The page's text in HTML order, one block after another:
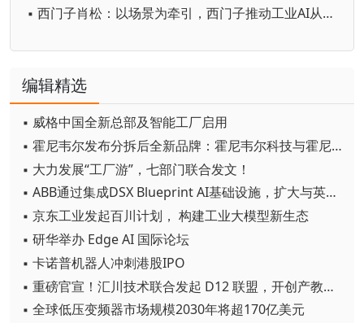
▪ 西门子肖松：以场景为牵引，西门子推动工业AI从单点实效迈向生产力跃迁
编辑精选
▪ 威格中国全新总部及智能工厂启用
▪ 霍尼韦尔发布分拆后全新品牌：霍尼韦尔科技与霍尼韦尔航空航天
▪ 大力发展“工厂游”，七部门联合发文！
▪ ABB通过集成DSX Blueprint AI基础设施，扩大与英伟达的合作
▪ 京东工业发起百川计划， 构建工业大模型新生态
▪ 研华举办 Edge AI 国际论坛
▪ 卡诺普机器人冲刺港股IPO
▪ 重磅官宣！汇川技术联合发起 D12 联盟，开创产教融合新范式
▪ 全球低压变频器市场规模2030年将超170亿美元